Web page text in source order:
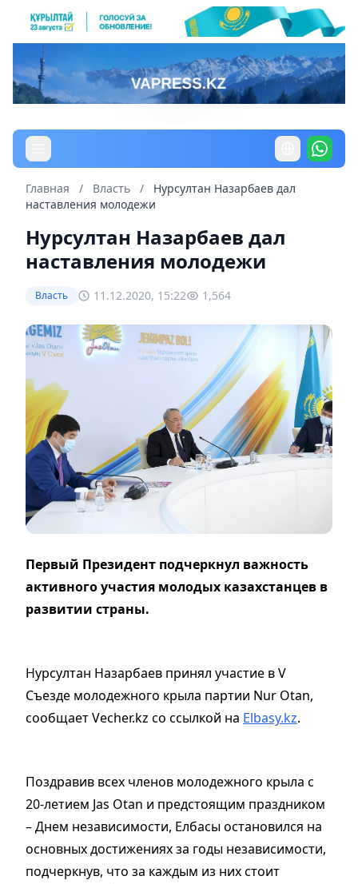
Главная / Власть /
Нурсултан Назарбаев дал
наставления молодежи
Нурсултан Назарбаев дал
наставления молодежи
Власть 11.12.2020, 15:22 1,564
Первый Президент подчеркнул важность
активного участия молодых казахстанцев в
развитии страны.
Нурсултан Назарбаев принял участие в V
Съезде молодежного крыла партии Nur Otan,
сообщает Vecher.kz со ссылкой на Elbasy.kz.
Поздравив всех членов молодежного крыла с
20-летием Jas Otan и предстоящим праздником
– Днем независимости, Елбасы остановился на
основных достижениях за годы независимости,
подчеркнув, что за каждым из них стоит